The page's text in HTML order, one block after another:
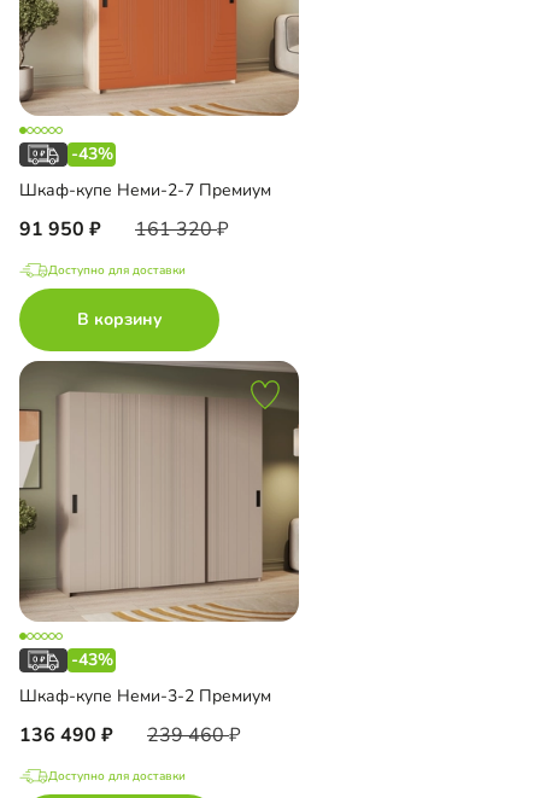
-43%
Шкаф-купе Неми-2-7 Премиум
91 950 161 320
Доступно для доставки
В корзину
-43%
Шкаф-купе Неми-3-2 Премиум
136 490 239 460
Доступно для доставки